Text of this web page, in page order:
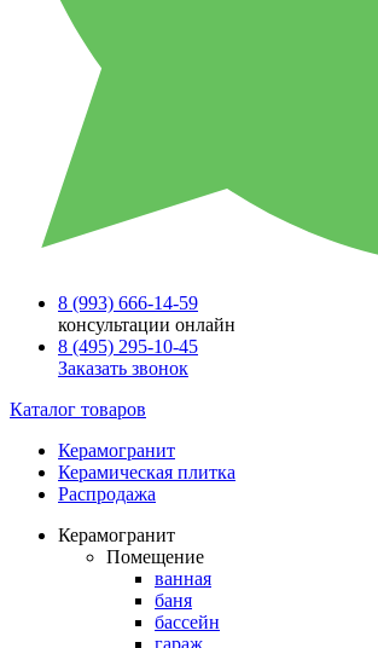
8 (993) 666-14-59
консультации онлайн
8 (495) 295-10-45
Заказать звонок
Каталог товаров
Керамогранит
Керамическая плитка
Распродажа
Керамогранит
Помещение
ванная
баня
бассейн
гараж